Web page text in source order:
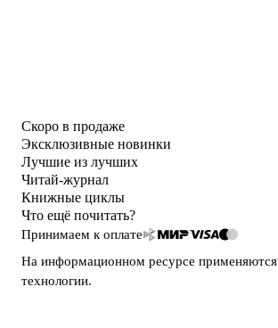
Скоро в продаже
Эксклюзивные новинки
Лучшие из лучших
Читай-журнал
Книжные циклы
Что ещё почитать?
Принимаем к оплате
На информационном ресурсе применяются
технологии.